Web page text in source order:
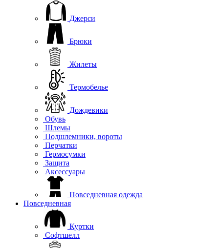
Джерси
Брюки
Жилеты
Термобелье
Дождевики
Обувь
Шлемы
Подшлемники, вороты
Перчатки
Гермосумки
Защита
Аксессуары
Повседневная одежда
Повседневная
Куртки
Софтшелл